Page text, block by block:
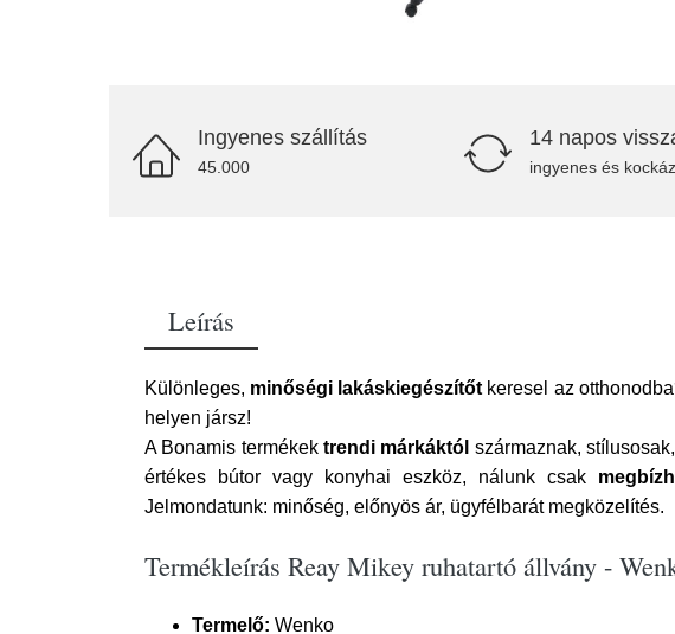
Ingyenes szállítás
45.000
14 napos
ingyenes és
Leírás
Különleges, minőségi lakáskiegészítőt keresel az
helyen jársz!
A Bonamis termékektrendi márkáktól származnak,
értékes bútor vagy konyhai eszköz, nálunk csak
Jelmondatunk: minőség, előnyös ár, ügyfélbarát megközelítés.
Termékleírás Reay Mikey ruhatartó állvány -
Termelő: Wenko